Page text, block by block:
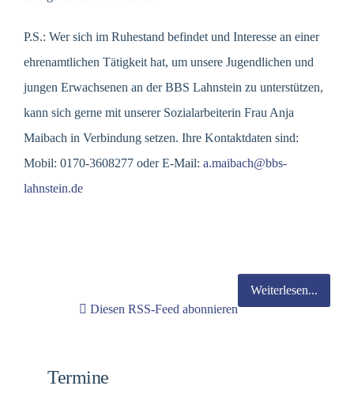
P.S.: Wer sich im Ruhestand befindet und Interesse an einer
ehrenamtlichen Tätigkeit hat, um unsere Jugendlichen und
jungen Erwachsenen an der BBS Lahnstein zu unterstützen,
kann sich gerne mit unserer Sozialarbeiterin Frau Anja
Maibach in Verbindung setzen. Ihre Kontaktdaten sind:
Mobil: 0170-3608277 oder E-Mail: a.maibach@bbs-
lahnstein.de
Weiterlesen...
Diesen RSS-Feed abonnieren
Termine